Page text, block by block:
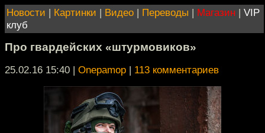
Новости | Картинки | Видео | Переводы | Магазин | VIP
клуб
Про гвардейских «штурмовиков»
25.02.16 15:40 | Onepamop | 113 комментариев